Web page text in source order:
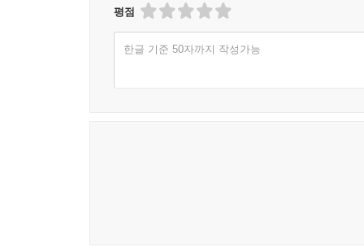
평점
한글 기준 50자까지 작성가능